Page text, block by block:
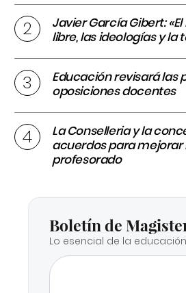
Javier García Gibert:
libre, las ideologías y la
Educación revisará las
oposiciones docentes
La Conselleria y la
acuerdos para mejorar
profesorado
Boletín de
Lo esencial de la